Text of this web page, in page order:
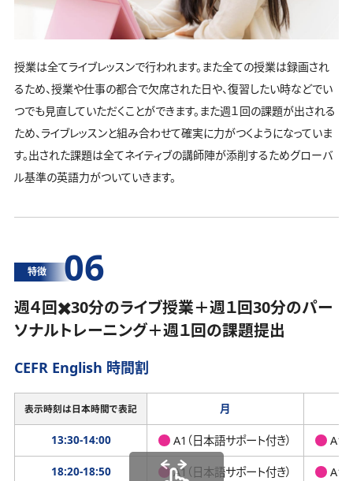
授業は全てライブレッスンで行われます。また全ての授業は録画され
るため、授業や仕事の都合で欠席された日や、復習したい時などでい
つでも見直していただくことができます。また週１回の課題が出される
ため、ライブレッスンと組み合わせて確実に力がつくようになっていま
す。出された課題は全てネイティブの講師陣が添削するためグローバ
ル基準の英語力がついていきます。
特徴 06
週４回✖️30分のライブ授業＋週１回30分のパー
ソナルトレーニング＋週１回の課題提出
CEFR English 時間割
表示時刻は日本時間で表記 月
13:30-14:00 A1（日本語サポート付き） A1
18:20-18:50 A1（日本語サポート付き） A1